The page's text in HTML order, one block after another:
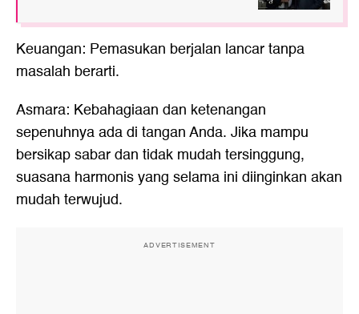
Keuangan: Pemasukan berjalan lancar tanpa
masalah berarti.
Asmara: Kebahagiaan dan ketenangan
sepenuhnya ada di tangan Anda. Jika mampu
bersikap sabar dan tidak mudah tersinggung,
suasana harmonis yang selama ini diinginkan akan
mudah terwujud.
ADVERTISEMENT